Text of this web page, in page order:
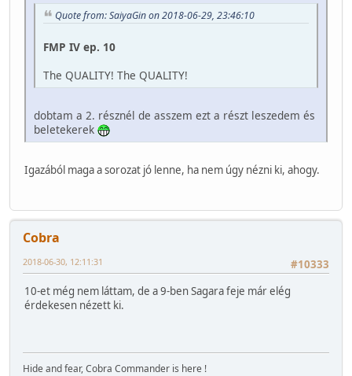
Quote from: SaiyaGin on 2018-06-29, 23:46:10
FMP IV ep. 10
The QUALITY! The QUALITY!
dobtam a 2. résznél de asszem ezt a részt leszedem és
beletekerek
Igazából maga a sorozat jó lenne, ha nem úgy nézni ki, ahogy.
Cobra
#10333
2018-06-30, 12:11:31
10-et még nem láttam, de a 9-ben Sagara feje már elég
érdekesen nézett ki.
Hide and fear, Cobra Commander is here !